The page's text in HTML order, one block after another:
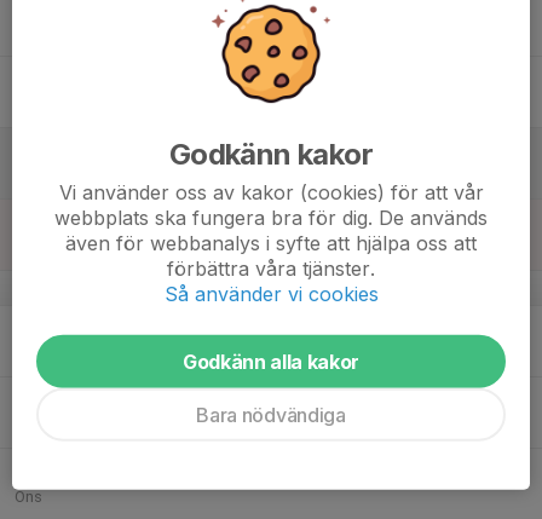
v.29
Mån
Ons
Godkänn kakor
Vi använder oss av kakor (cookies) för att vår
webbplats ska fungera bra för dig. De används
även för webbanalys i syfte att hjälpa oss att
förbättra våra tjänster.
Så använder vi cookies
Godkänn alla kakor
Bara nödvändiga